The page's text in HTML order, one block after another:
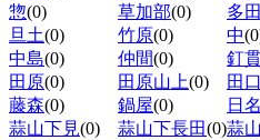
惣(0) 草加部(0) 多田
旦土(0) 竹原(0) 中
中島(0) 仲間(0) 釘
田原(0) 田原山上(0) 田口
藤森(0) 鍋屋(0) 日名
蒜山下見(0) 蒜山下長田(0)蒜